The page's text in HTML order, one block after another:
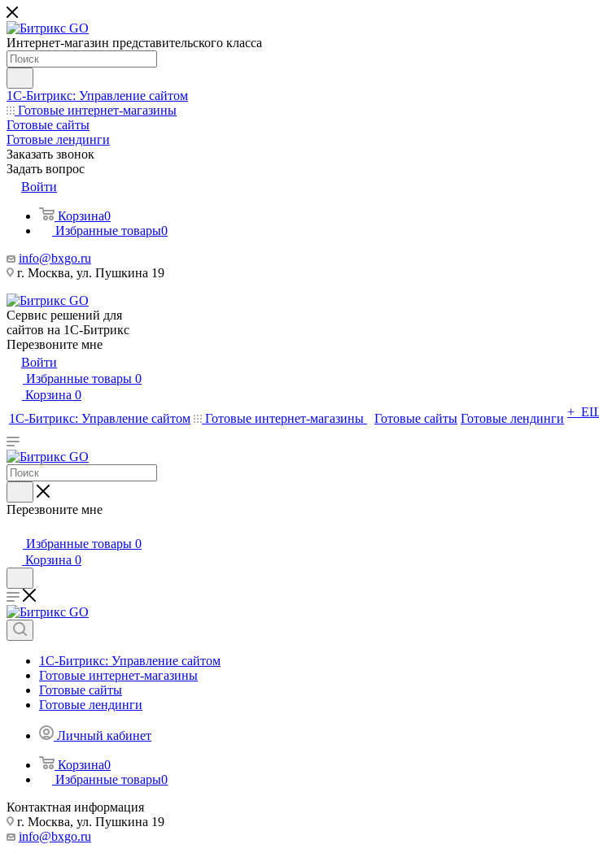
Интернет-магазин представительского класса
1С-Битрикс: Управление сайтом
Готовые интернет-магазины
Готовые сайты
Готовые лендинги
Заказать звонок
Задать вопрос
Войти
Корзина0
Избранные товары0
info@bxgo.ru
г. Москва, ул. Пушкина 19
Сервис решений для
сайтов на 1С-Битрикс
Перезвоните мне
Войти
Избранные товары 0
Корзина 0
1С-Битрикс: Управление сайтом
Готовые интернет-магазины Готовые сайты Готовые лендинги +
Перезвоните мне
Избранные товары 0
Корзина 0
1С-Битрикс: Управление сайтом
Готовые интернет-магазины
Готовые сайты
Готовые лендинги
Личный кабинет
Корзина0
Избранные товары0
Контактная информация
г. Москва, ул. Пушкина 19
info@bxgo.ru